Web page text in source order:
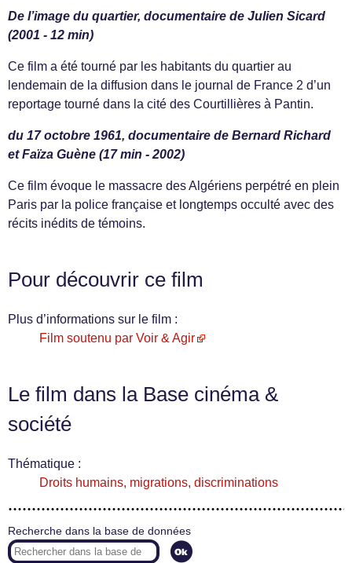
De l’image du quartier, documentaire de Julien Sicard
(2001 - 12 min)
Ce film a été tourné par les habitants du quartier au
lendemain de la diffusion dans le journal de France 2 d’un
reportage tourné dans la cité des Courtillières à Pantin.
du 17 octobre 1961, documentaire de Bernard Richard
et Faïza Guène (17 min - 2002)
Ce film évoque le massacre des Algériens perpétré en plein
Paris par la police française et longtemps occulté avec des
récits inédits de témoins.
Pour découvrir ce film
Plus d’informations sur le film :
Film soutenu par Voir & Agir
Le film dans la Base cinéma &
société
Thématique :
Droits humains, migrations, discriminations
Recherche dans la base de données